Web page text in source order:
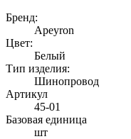
Бренд:
Apeyron
Цвет:
Белый
Тип изделия:
Шинопровод
Артикул
45-01
Базовая единица
шт